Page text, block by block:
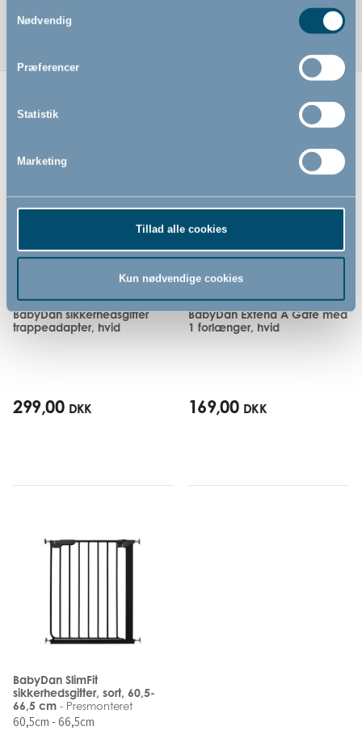
Nødvendig
Præferencer
Statistik
Marketing
Tillad alle cookies
Kun nødvendige cookies
BabyDan sikkerhedsgitter
trappeadapter, hvid
299,00 DKK
BabyDan Extend A Gate med
1 forlænger, hvid
169,00 DKK
BabyDan SlimFit
sikkerhedsgitter, sort, 60,5-
66,5 cm- Presmonteret
60,5cm - 66,5cm